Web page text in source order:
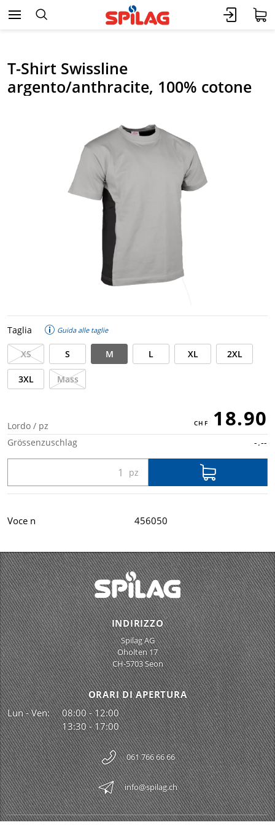
T-Shirt Swissline
argento/anthracite, 100% cotone
Taglia Guida alle taglie
XS S M L XL 2XL
3XL Mass
Lordo / pz 18.90
Grössenzuschlag -.--
Voce n 456050
INDIRIZZO
Spilag AG
Oholten 17
CH-5703 Seon
ORARI DI APERTURA
Lun - Ven:
08:00 - 12:00
13:30 - 17:00
061 766 66 66
info@spilag.ch